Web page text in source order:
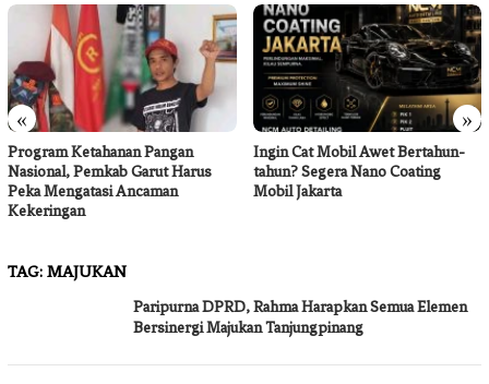
« »
Program Ketahanan Pangan
Nasional, Pemkab Garut Harus
Peka Mengatasi Ancaman
Kekeringan
Ingin Cat Mobil Awet Bertahun-
tahun? Segera Nano Coating
Mobil Jakarta
TAG: MAJUKAN
Paripurna DPRD, Rahma Harapkan Semua Elemen
Bersinergi Majukan Tanjungpinang